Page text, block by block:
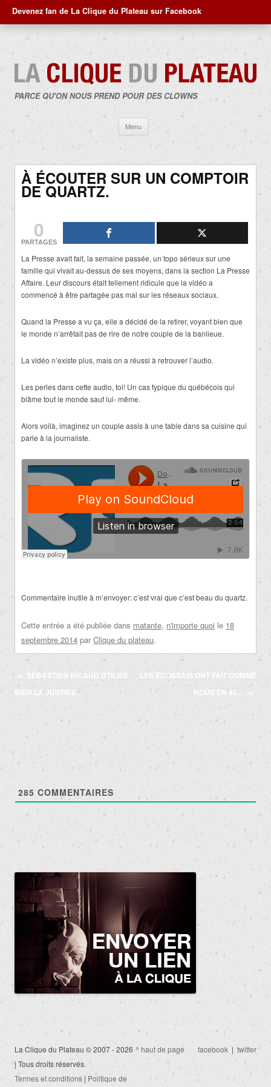
Devenez fan de La Clique du Plateau sur Facebook
PARCE QU'ON NOUS PREND POUR DES CLOWNS
Menu
contenu
À ÉCOUTER SUR UN COMPTOIR
DE QUARTZ.
0
PARTAGES
La Presse avait fait, la semaine passée, un topo sérieux sur une
famille qui vivait au-dessus de ses moyens, dans la section La Presse
Affaire. Leur discours était tellement ridicule que la vidéo a
commencé à être partagée pas mal sur les réseaux sociaux.
Quand la Presse a vu ça, elle a décidé de la retirer, voyant bien que
le monde n’arrêtait pas de rire de notre couple de la banlieue.
La vidéo n’existe plus, mais on a réussi à retrouver l’audio.
Les perles dans cette audio, toi! Un cas typique du québécois qui
blâme tout le monde sauf lui- même.
Alors voilà, imaginez un couple assis à une table dans sa cuisine qui
parle à la journaliste.
Commentaire inutile à m’envoyer: c’est vrai que c’est beau du quartz.
Cette entrée a été publiée dans matante, n'importe quoi le 18
septembre 2014 par Clique du plateau.
Navigation
des
← SÉBASTIEN RICARD UTILISE
BIEN LA JUSTICE.
LES ÉCOSSAIS ONT FAIT COMME
NOUS EN 95… →
285 COMMENTAIRES
La Clique du Plateau © 2007 - 2026
| Tous droits réservés.
Termes et conditions | Politique de
^ haut de page facebook | twitter